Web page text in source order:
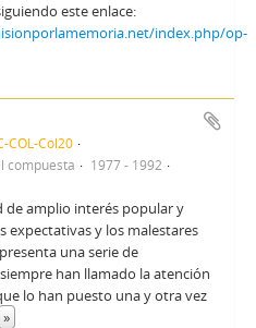
este enlace:
index.php/op-
COL-Col20
compuesta
1977 - 1992
de amplio interés popular y
expectativas y los malestares
una serie de
han llamado la atención
lo han puesto una y otra vez
»